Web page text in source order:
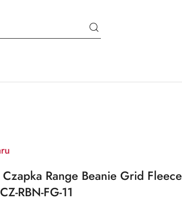
Range Beanie Grid Fleece
RBN-FG-11